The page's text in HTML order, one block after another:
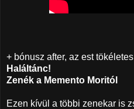
+ bónusz after, az est
Haláltánc!
Zenék a Memento Moritól
Ezen kívül a többi zenekar is